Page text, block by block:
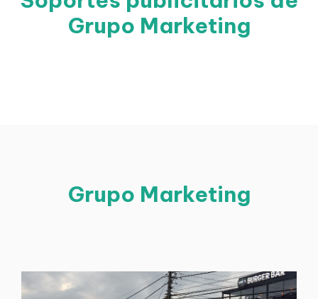
Grupo Marketing
Grupo Marketing